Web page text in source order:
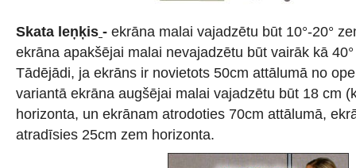
Skata leņķis - ekrāna malai vajadzētu būt 10°-20°
ekrāna apakšējai malai nevajadzētu būt vairāk kā
Tādējādi, ja ekrāns ir novietots 50cm attālumā no
variantā ekrāna augšējai malai vajadzētu būt 18 cm
horizonta, un ekrānam atrodoties 70cm attālumā,
atradīsies 25cm zem horizonta.